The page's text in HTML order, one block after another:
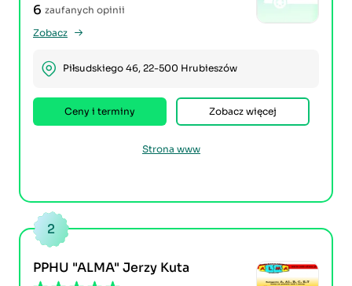
6 zaufanych opinii
Zobacz
Piłsudskiego 46, 22-500 Hrubieszów
Ceny i terminy Zobacz więcej
Strona www
2
PPHU "ALMA" Jerzy Kuta